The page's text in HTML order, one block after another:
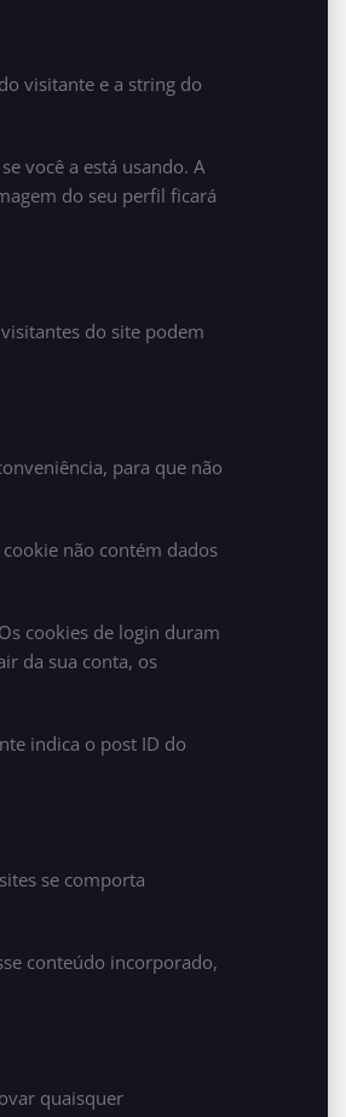
visitante e a string do
você a está usando. A
do seu perfil ficará
do site podem
para que não
não contém dados
cookies de login duram
da sua conta, os
indica o post ID do
se comporta
conteúdo incorporado,
quaisquer